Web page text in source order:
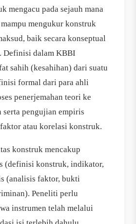
mengacu pada sejauh mana
mengukur konstruk
baik secara konseptual
Definisi dalam KBBI
sahih (kesahihan) dari suatu
formal dari para ahli
penerjemahan teori ke
serta pengujian empiris
atau korelasi konstruk.
konstruk mencakup
(definisi konstruk, indikator,
(analisis faktor, bukti
Peneliti perlu
instrumen telah melalui